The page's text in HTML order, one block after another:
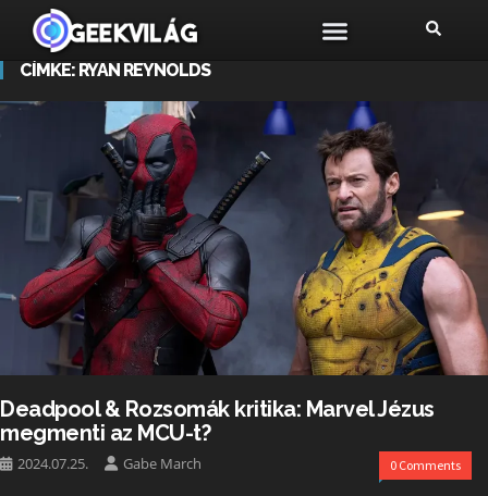
CÍMKE: RYAN REYNOLDS
Deadpool & Rozsomák kritika: Marvel Jézus
megmenti az MCU-t?
2024.07.25. Gabe March 0 Comments